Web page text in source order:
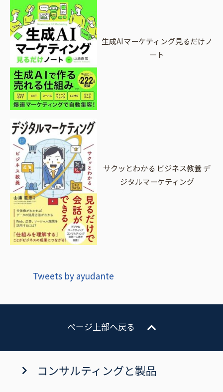
生成AIマーケティング見るだけノ
ート
サクッとわかる ビジネス教養 デ
ジタルマーケティング
Tweets by ayudante
ページ上部へ戻る
コンサルティングと製品